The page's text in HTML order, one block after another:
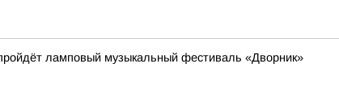
ламповый музыкальный фестиваль «Дворник»